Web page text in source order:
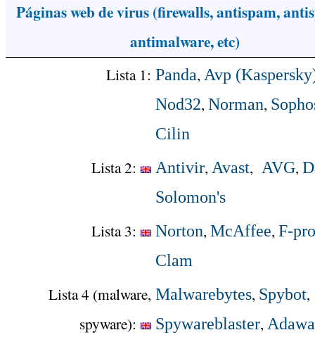
Páginas web de virus (firewalls, antispam,
antimalware, etc)
Lista 1: Panda, Avp
Nod32, Norman,
Cilin
Lista 2: Antivir, Avast, AVG,
Solomon's
Lista 3: Norton, McAffee, F-
Clam
Lista 4 (malware,
spyware):
Malwarebytes, Spybot,
Spywareblaster,